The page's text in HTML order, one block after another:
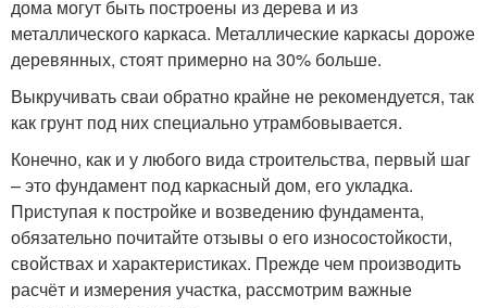
дома могут быть построены из дерева и из
металлического каркаса. Металлические каркасы дороже
деревянных, стоят примерно на 30% больше.
Выкручивать сваи обратно крайне не рекомендуется, так
как грунт под них специально утрамбовывается.
Конечно, как и у любого вида строительства, первый шаг
– это фундамент под каркасный дом, его укладка.
Приступая к постройке и возведению фундамента,
обязательно почитайте отзывы о его износостойкости,
свойствах и характеристиках. Прежде чем производить
расчёт и измерения участка, рассмотрим важные